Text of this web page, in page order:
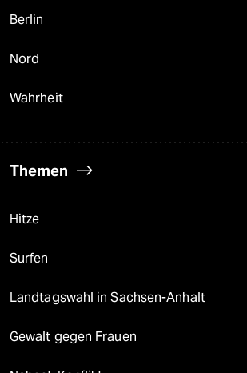
Berlin
Nord
Wahrheit
Themen
Hitze
Surfen
Landtagswahl in Sachsen-Anhalt
Gewalt gegen Frauen